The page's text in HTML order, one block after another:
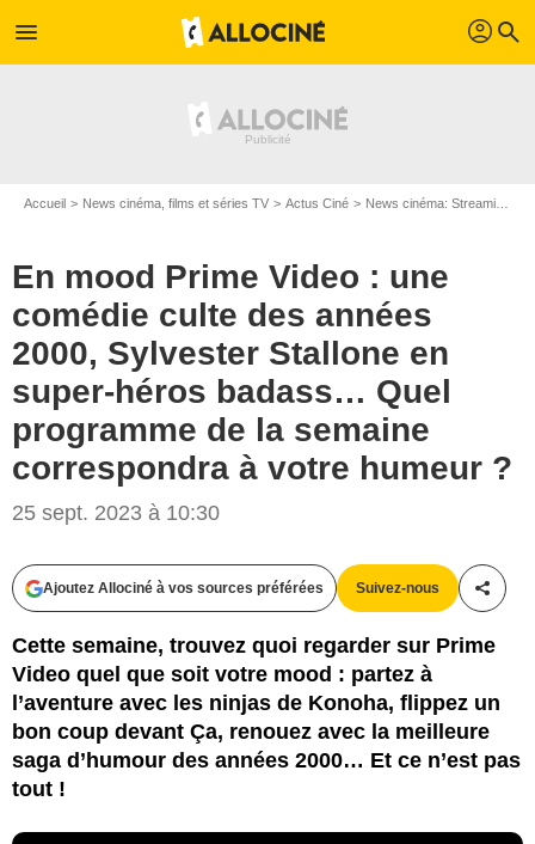
menu profil search
Accueil News cinéma, films et séries TV Actus Ciné News cinéma: Streaming
En mood Prime Video : une
comédie culte des années
2000, Sylvester Stallone en
super-héros badass… Quel
programme de la semaine
correspondra à votre humeur ?
25 sept. 2023 à 10:30
Ajoutez Allociné à vos sources préférées Suivez-nous
Cette semaine, trouvez quoi regarder sur Prime
Video quel que soit votre mood : partez à
l’aventure avec les ninjas de Konoha, flippez un
bon coup devant Ça, renouez avec la meilleure
saga d’humour des années 2000… Et ce n’est pas
tout !